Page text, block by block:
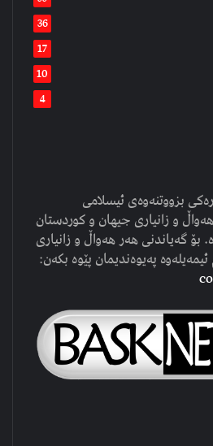
36
17
10
4
بزووتنەوەی ئیسلامی
و زانیاری جیهان و کوردستان
بۆ گەیاندنی هەر هەواڵ و زانیاری
پەیوەندیمان پێوە بکەن: